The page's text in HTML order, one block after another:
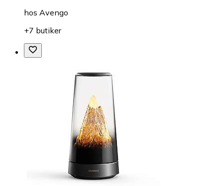
hos Avengo
+7 butiker